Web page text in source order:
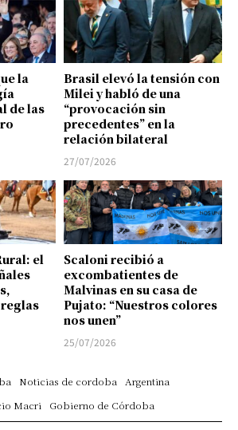
la
de las
Brasil elevó la tensión con
Milei y habló de una
“provocación sin
precedentes” en la
relación bilateral
27/07/2026
el
Scaloni recibió a
excombatientes de
Malvinas en su casa de
Pujato: “Nuestros colores
nos unen”
25/07/2026
Noticias de cordoba
Argentina
Macri
Gobierno de Córdoba